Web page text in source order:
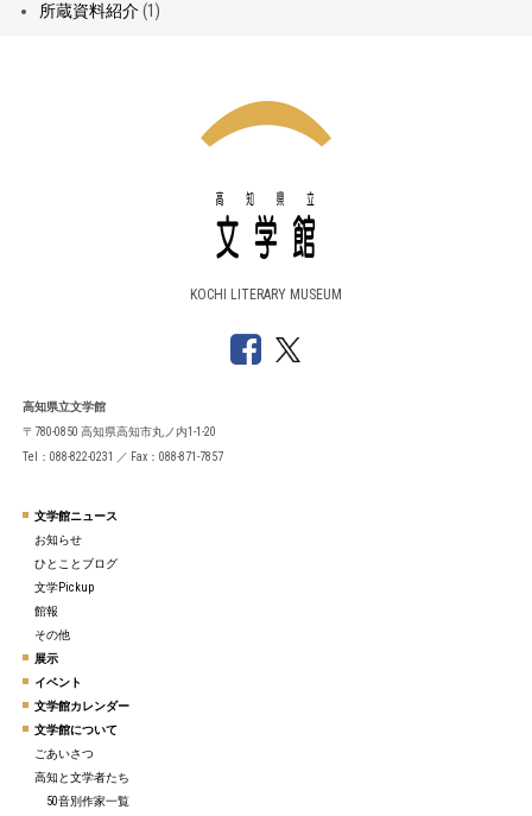
所蔵資料紹介(1)
KOCHI LITERARY MUSEUM
高知県立文学館
〒780-0850 高知県高知市丸ノ内1-1-20
Tel：088-822-0231 ／ Fax：088-871-7857
文学館ニュース
お知らせ
ひとことブログ
文学Pickup
館報
その他
展示
イベント
文学館カレンダー
文学館について
ごあいさつ
高知と文学者たち
50音別作家一覧